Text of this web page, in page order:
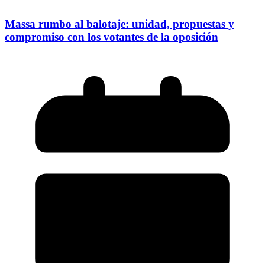
Massa rumbo al balotaje: unidad, propuestas y
compromiso con los votantes de la oposición